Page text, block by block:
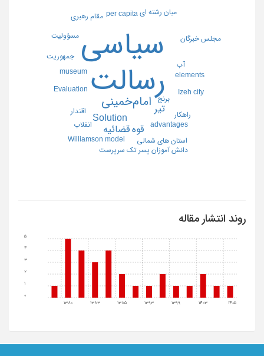
رسالت
سیاسی
امام‌خمینی
تیر
Solution
قوه قضائیه
advantages
elements
Evaluation
Izeh city
museum
per capita
Williamson model استان های شمالی
برنج
دانش آموزان پسر تک سرپرست
راهکار
میان رشته ای
آب
اقتدار
انقلاب
جمهوریت
مجلس خبرگان مسؤولیت
مقام رهبری
روند انتشار مقاله
1380 1383 1385 1393 1399 1403 1405
0
1
2
3
4
5